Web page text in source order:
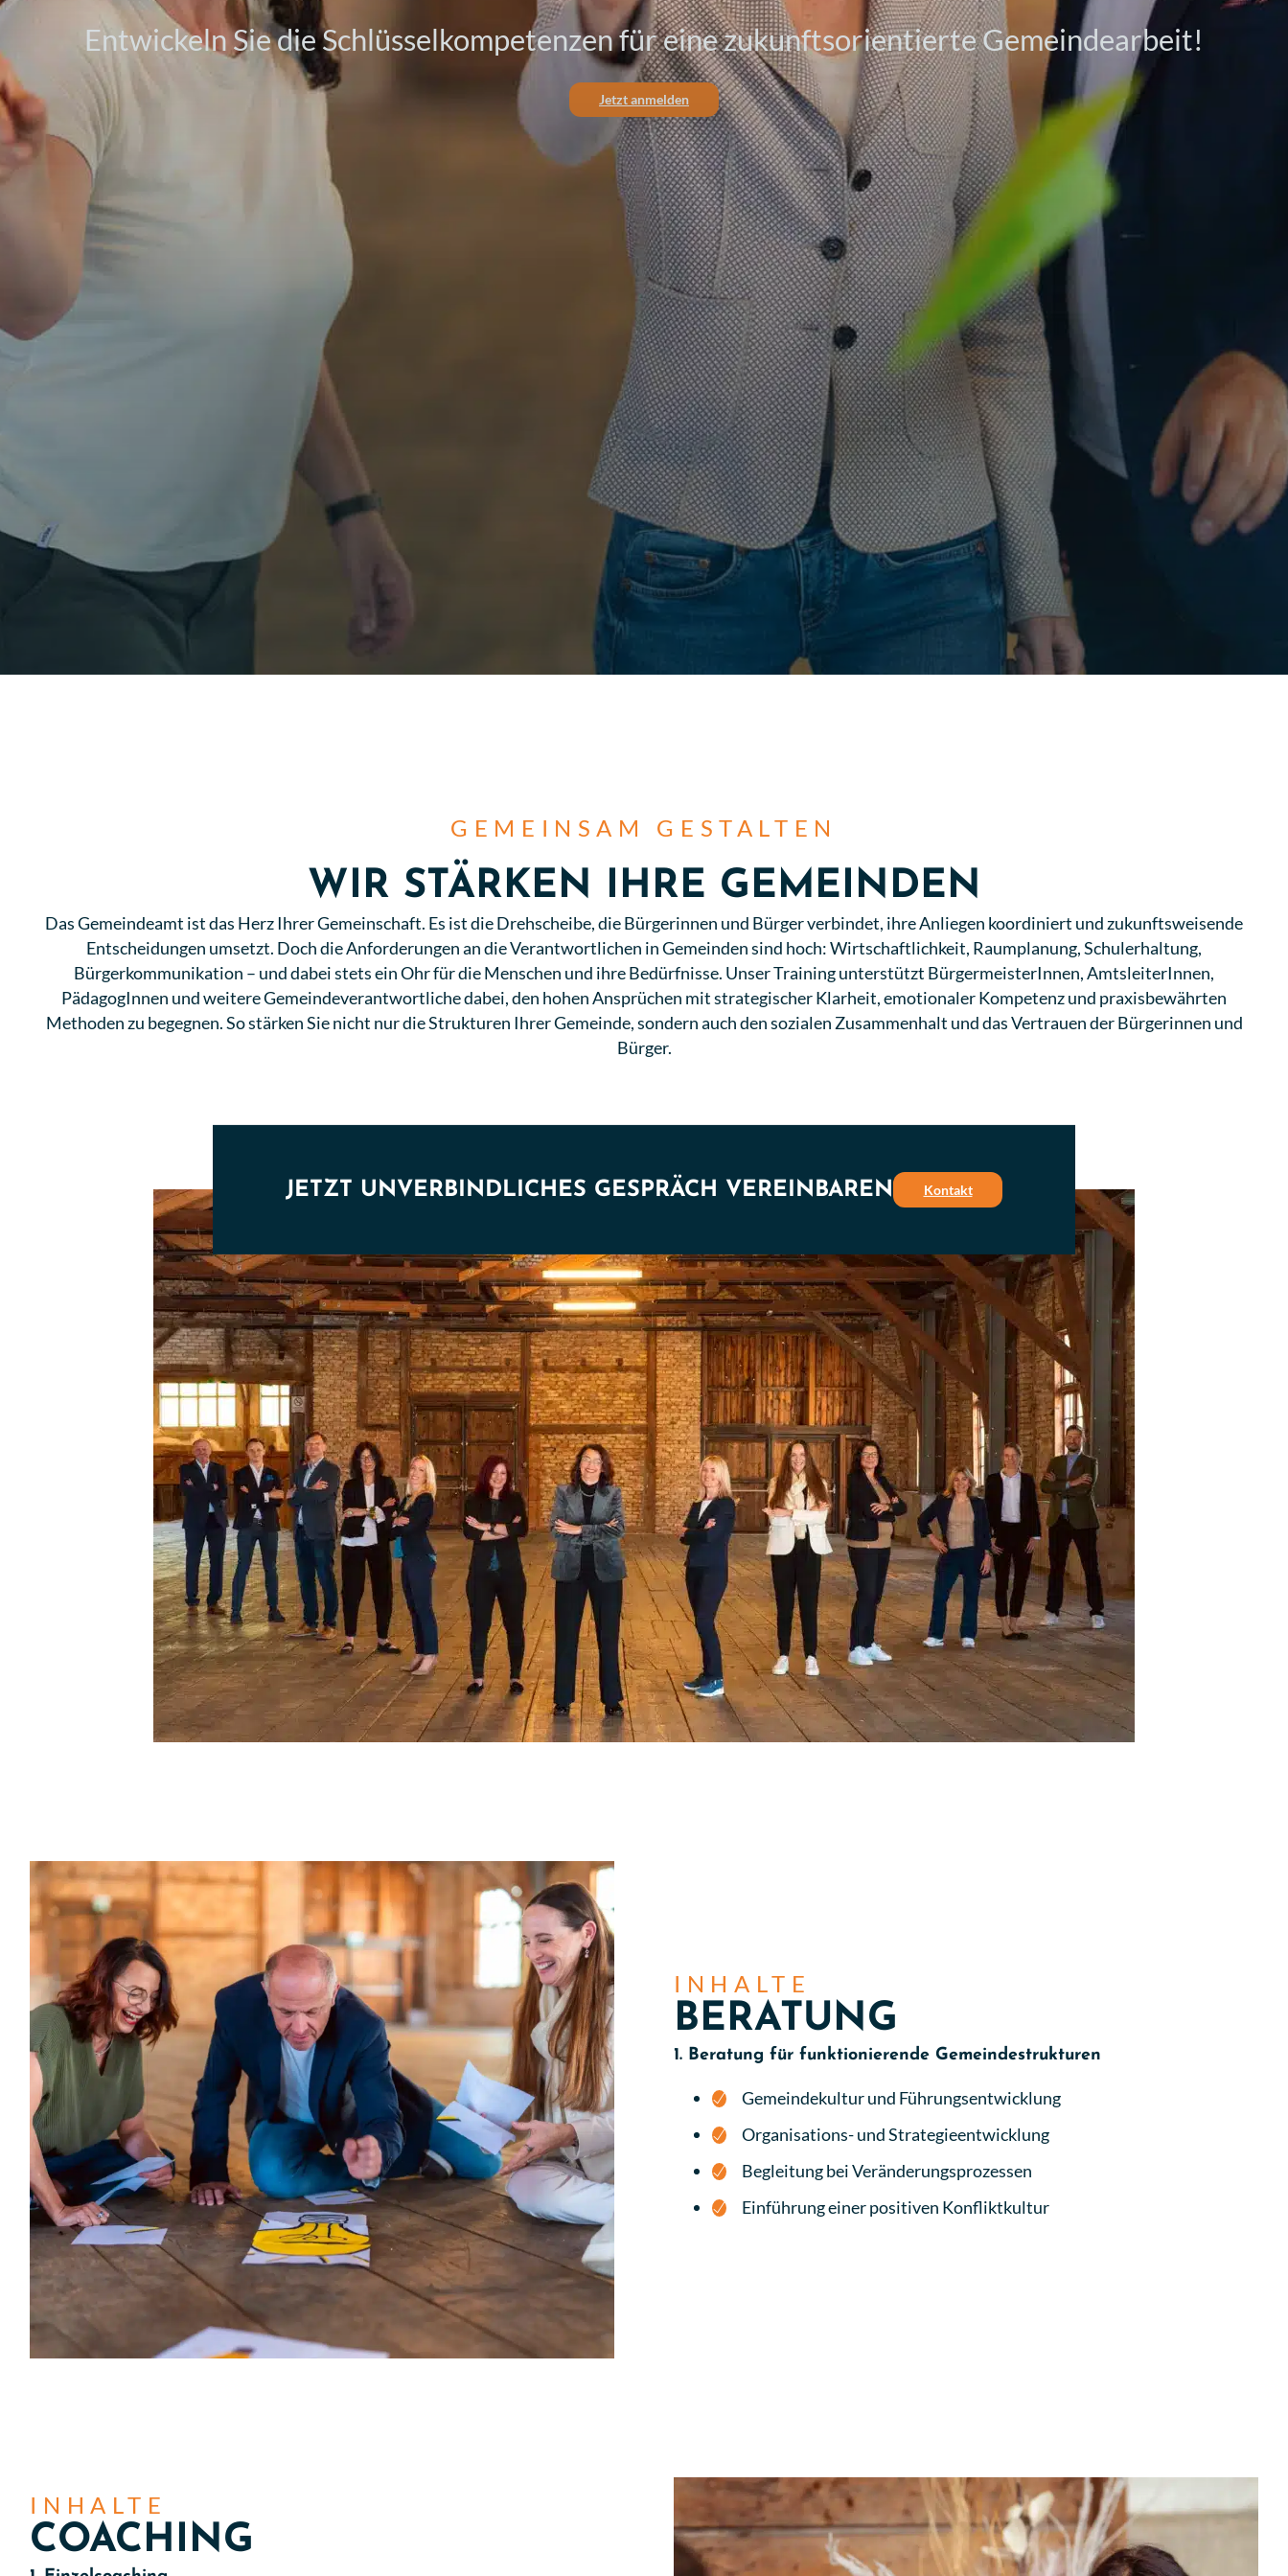
Entwickeln Sie die Schlüsselkompetenzen für eine zukunftsorientierte Gemeindearbeit!
Jetzt anmelden
GEMEINSAM GESTALTEN
WIR STÄRKEN IHRE GEMEINDEN
Das Gemeindeamt ist das Herz Ihrer Gemeinschaft. Es ist die Drehscheibe, die Bürgerinnen und Bürger verbindet, ihre Anliegen koordiniert und zukunftsweisende
Entscheidungen umsetzt. Doch die Anforderungen an die Verantwortlichen in Gemeinden sind hoch: Wirtschaftlichkeit, Raumplanung, Schulerhaltung,
Bürgerkommunikation – und dabei stets ein Ohr für die Menschen und ihre Bedürfnisse. Unser Training unterstützt BürgermeisterInnen, AmtsleiterInnen,
PädagogInnen und weitere Gemeindeverantwortliche dabei, den hohen Ansprüchen mit strategischer Klarheit, emotionaler Kompetenz und praxisbewährten
Methoden zu begegnen. So stärken Sie nicht nur die Strukturen Ihrer Gemeinde, sondern auch den sozialen Zusammenhalt und das Vertrauen der Bürgerinnen und
Bürger.
JETZT UNVERBINDLICHES GESPRÄCH VEREINBAREN Kontakt
INHALTE
BERATUNG
1. Beratung für funktionierende Gemeindestrukturen
Gemeindekultur und Führungsentwicklung
Organisations- und Strategieentwicklung
Begleitung bei Veränderungsprozessen
Einführung einer positiven Konfliktkultur
INHALTE
COACHING